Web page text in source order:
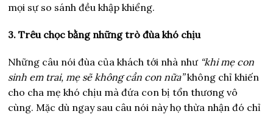
mọi sự so sánh đều khập khiểng.
3. Trêu chọc bằng những trò đùa khó chịu
Những câu nói đùa của khách tới nhà như “khi mẹ con
sinh em trai, mẹ sẽ không cần con nữa”không chỉ khiến
cho cha mẹ khó chịu mà đứa con bị tổn thương vô
cùng. Mặc dù ngay sau câu nói này họ thừa nhận đó chỉ